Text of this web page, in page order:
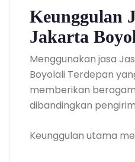
Keunggulan
Jakarta
Menggunakan jasa
Boyolali Terdepan
memberikan
dibandingkan
Keunggulan utama